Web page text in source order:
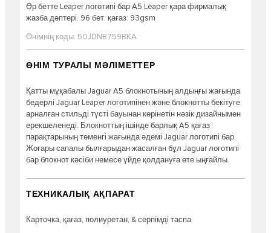
Әр бетте Leaper логотипі бар A5 Leaper қара фирмалық
жазба дәптері. 96 бет. қағаз: 93gsm
Өнімнің коды: 50JDNB759BKA
ӨНІМ ТУРАЛЫ МӘЛІМЕТТЕР
Қатты мұқабалы Jaguar A5 блокнотының алдыңғы жағында
бедерлі Jaguar Leaper логотипінен және блокнотты бекітуге
арналған стильді түсті бауынан көрінетін нәзік дизайнымен
ерекшеленеді. Блокноттың ішінде барлық A5 қағаз
парақтарының төменгі жағында әдемі Jaguar логотипі бар.
Жоғары сапалы былғарыдан жасалған бұл Jaguar логотипі
бар блокнот кәсіби немесе үйде қолдануға өте ыңғайлы.
ТЕХНИКАЛЫҚ АҚПАРАТ
Карточка, қағаз, полиуретан, & серпімді таспа